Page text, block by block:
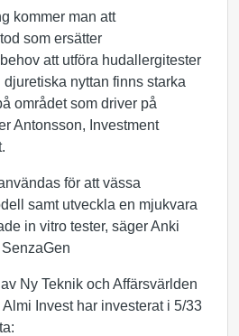
kommer man att
som ersätter
att utföra hudallergitester
nyttan finns starka
området som driver på
Antonsson, Investment
för att vässa
samt utveckla en mjukvara
in vitro tester, säger Anki
Ny Teknik och Affärsvärlden
Invest har investerat i 5/33